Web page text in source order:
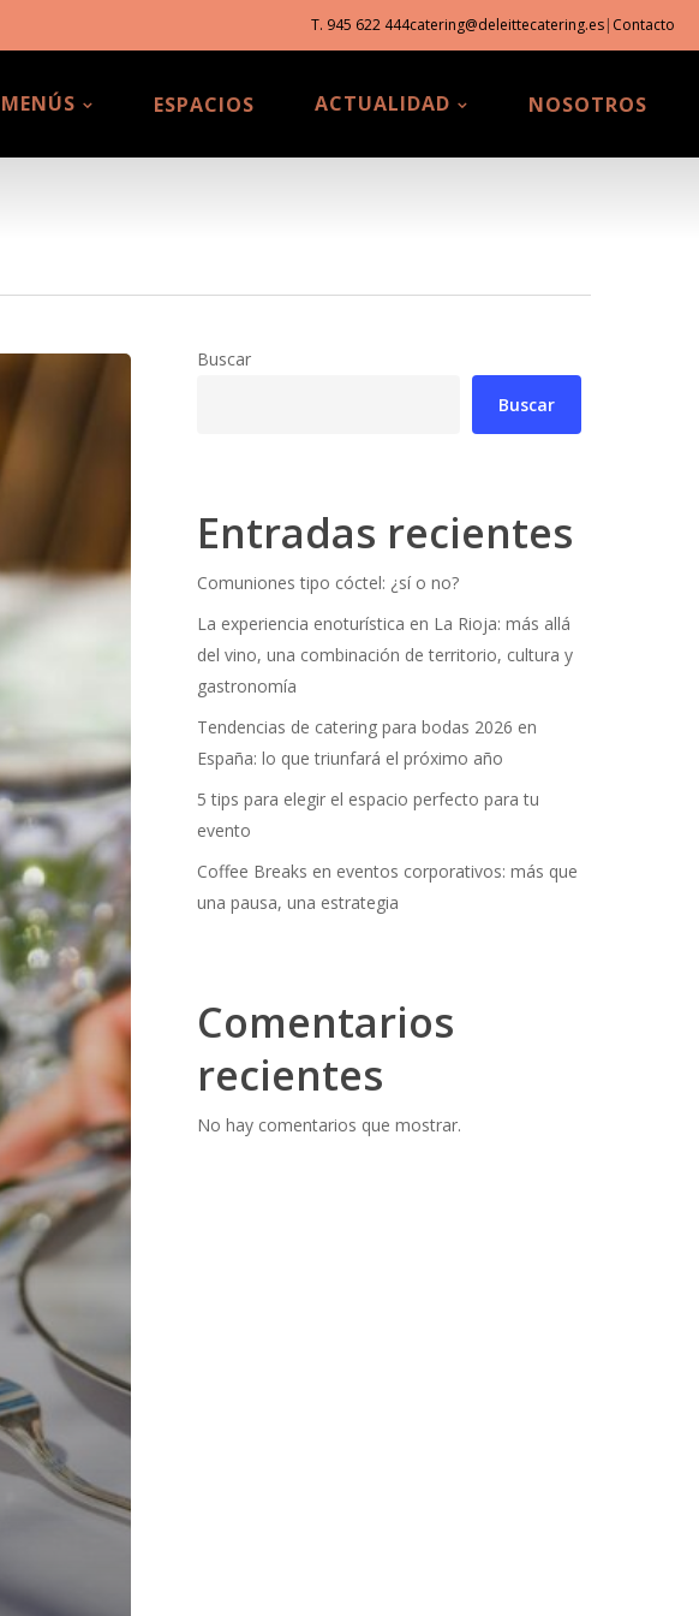
T. 945 622 444catering@deleittecatering.es| Contacto
MENÚS ESPACIOS ACTUALIDAD NOSOTROS
Buscar
Buscar
Entradas recientes
Comuniones tipo cóctel: ¿sí o no?
La experiencia enoturística en La Rioja: más allá
del vino, una combinación de territorio, cultura y
gastronomía
Tendencias de catering para bodas 2026 en
España: lo que triunfará el próximo año
5 tips para elegir el espacio perfecto para tu
evento
Coffee Breaks en eventos corporativos: más que
una pausa, una estrategia
Comentarios
recientes
No hay comentarios que mostrar.